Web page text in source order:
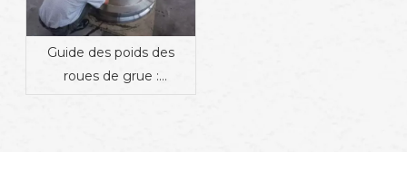
Guide des poids des
roues de grue :